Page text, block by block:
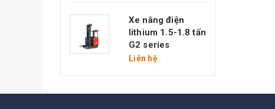
Xe nâng điện
lithium 1.5-1.8 tấn
G2 series
Liên hệ